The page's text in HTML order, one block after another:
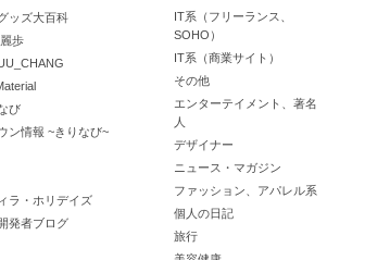
ッズ大百科
歩
び
ン情報 ~きりなび~
ラ・ホリデイズ
発者ブログ
IT系（フリーランス、
SOHO）
IT系（商業サイト）
その他
エンターテイメント、著名
人
デザイナー
ニュース・マガジン
ファッション、アパレル系
個人の日記
旅行